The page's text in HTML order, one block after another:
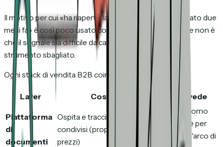
Il motivo per cui «ha riaperto la proposta che gli hai inviato due
mesi fa» è così poco usato come trigger di riattivazione non è
che il segnale sia difficile da catturare. È che vive nello
strumento sbagliato.
Ogni stack di vendita B2B coinvolge tre layer:
Layer Cosa fa Cosa vede
Piattaforma
di
documenti
Ospita e traccia gli asset
condivisi (proposte, deck,
prezzi)
Visite di ritorno
per asset e per
pagina nell'arco di